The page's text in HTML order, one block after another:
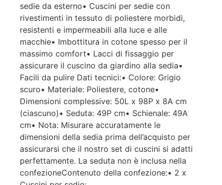
sedie da esterno• Cuscini per sedie con
rivestimenti in tessuto di poliestere morbidi,
resistenti e impermeabili alla luce e alle
macchie• Imbottitura in cotone spesso per il
massimo comfort• Lacci di fissaggio per
assicurare il cuscino da giardino alla sedia•
Facili da pulire Dati tecnici:• Colore: Grigio
scuro• Materiale: Poliestere, cotone•
Dimensioni complessive: 50L x 98P x 8A cm
(ciascuno)• Seduta: 49P cm• Schienale: 49A
cm• Nota: Misurare accuratamente le
dimensioni della sedia prima dell’acquisto per
assicurarsi che il nostro set di cuscini si adatti
perfettamente. La seduta non è inclusa nella
confezioneContenuto della confezione:• 2 x